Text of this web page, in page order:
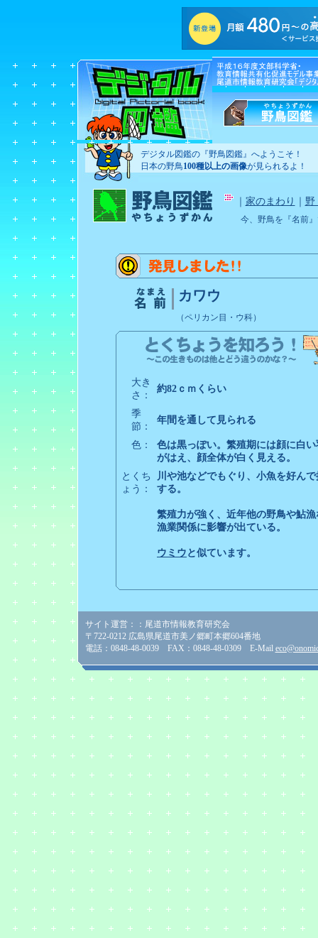
デジタル図鑑の『野鳥図鑑』へようこそ！
日本の野鳥100種以上の画像が見られるよ！
｜ 家のまわり ｜
今、野鳥を『名前
カワウ
（ペリカン目・ウ科）
大き
さ：
約82ｃｍくらい
季
節：
年間を通して見られる
色：
色は黒っぽい。繁殖期には顔に白い
がはえ、顔全体が白く見える。
とくち
ょう：
川や池などでもぐり、小魚を好んで
する。
繁殖力が強く、近年他の野鳥や鮎漁
漁業関係に影響が出ている。
ウミウ と似ています。
サイト運営：：尾道市情報教育研究会
〒722-0212 広島県尾道市美ノ郷町本郷604番地
電話：0848-48-0039 FAX：0848-48-0309 E-Mail